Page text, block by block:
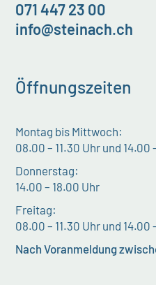
071 447 23 00
info@steinach.ch
Öffnungszeiten
Montag bis Mittwoch:
08.00 – 11.30 Uhr und 14.00
Donnerstag:
14.00 – 18.00 Uhr
Freitag:
08.00 – 11.30 Uhr und 14.00
Nach Voranmeldung